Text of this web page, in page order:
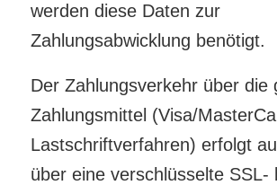
werden diese Daten zur
Zahlungsabwicklung benötigt.
Der Zahlungsverkehr über die
Zahlungsmittel (Visa/
Lastschriftverfahren) erfolgt
über eine verschlüsselte SSL-